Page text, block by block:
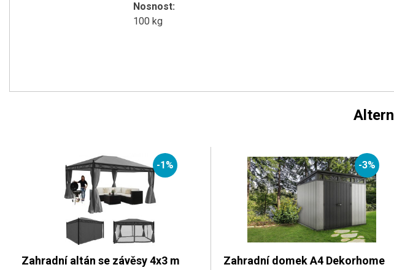
Nosnost:
100 kg
-1%
Zahradní altán se závěsy 4x3 m
-3%
Zahradní domek A4 Dekorhome